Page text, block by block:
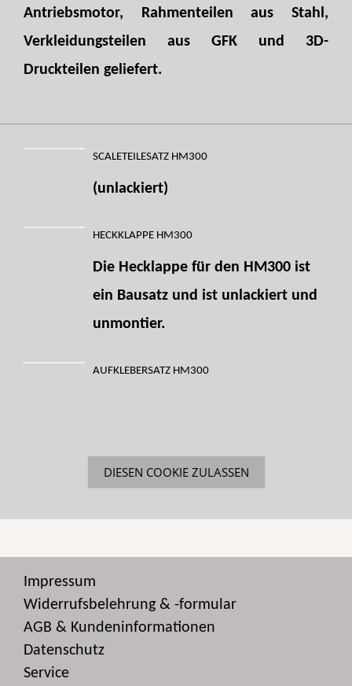
Antriebsmotor, Rahmenteilen aus Stahl,
Verkleidungsteilen aus GFK und 3D-
Druckteilen geliefert.
SCALETEILESATZ HM300
(unlackiert)
HECKKLAPPE HM300
Die Hecklappe für den HM300 ist
ein Bausatz und ist unlackiert und
unmontier.
AUFKLEBERSATZ HM300
DIESEN COOKIE ZULASSEN
Impressum
Widerrufsbelehrung & -formular
AGB & Kundeninformationen
Datenschutz
Service